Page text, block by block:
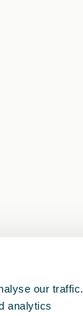
our traffic.
analytics